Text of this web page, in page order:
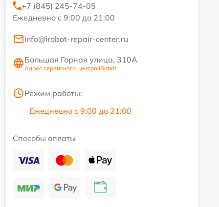
+7 (845) 245-74-05
Ежедневно с 9:00 до 21:00
info@irobot-repair-center.ru
Большая Горная улица, 310А
Адрес сервисного центра iRobot
Режим работы:
Ежедневно с 9:00 до 21:00
Способы оплаты